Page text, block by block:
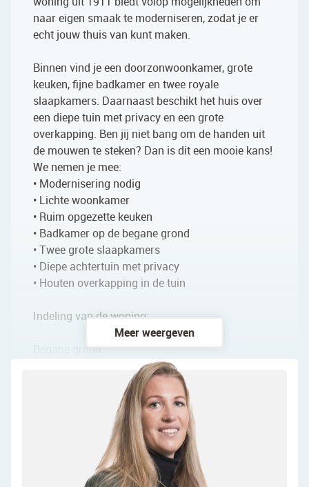
naar eigen smaak te moderniseren, zodat je er
echt jouw thuis van kunt maken.
Binnen vind je een doorzonwoonkamer, grote
keuken, fijne badkamer en twee royale
slaapkamers. Daarnaast beschikt het huis over
een diepe tuin met privacy en een grote
overkapping. Ben jij niet bang om de handen uit
de mouwen te steken? Dan is dit een mooie kans!
We nemen je mee:
• Modernisering nodig
• Lichte woonkamer
• Ruim opgezette keuken
• Badkamer op de begane grond
• Twee grote slaapkamers
• Diepe achtertuin met privacy
• Houten overkapping in de tuin
Indeling van de woning:
Begane grond:
Via de straat bereik je de voordeur van deze
woning. Na binnenkomst kom je vrijwel direct in
de woonkamer terecht. Hier bevindt zich de trap
naar de eerste verdieping. De woonkamer is
voorzien van een nette vloer en de wanden zijn
uitgevoerd in een rustige en een opvallende kleur.
Dankzij de brede raampartij aan zowel de voor-
als achterzijde is de living heerlijk licht.
Meer weergeven